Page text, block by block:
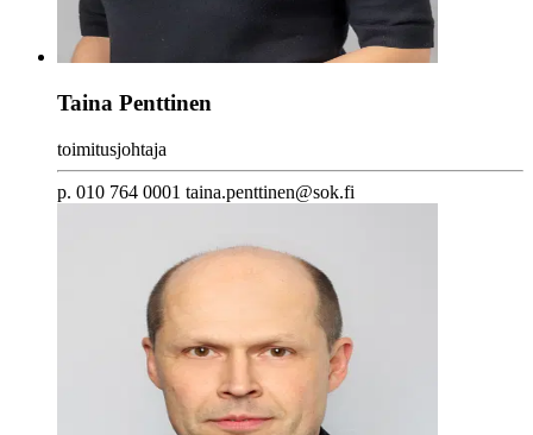
Taina Penttinen
toimitusjohtaja
p. 010 764 0001 taina.penttinen@sok.fi